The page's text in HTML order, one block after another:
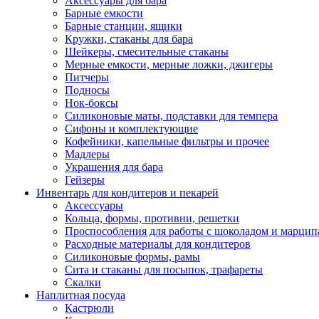
Барные емкости
Барные станции, ящики
Кружки, стаканы для бара
Шейкеры, смесительные стаканы
Мерные емкости, мерные ложки, джигеры
Питчеры
Подносы
Нок-боксы
Силиконовые маты, подставки для темпера
Сифоны и комплектующие
Кофейники, капельные фильтры и прочее
Мадлеры
Украшения для бара
Гейзеры
Инвентарь для кондитеров и пекарей
Аксессуары
Кольца, формы, противни, решетки
Проспособления для работы с шоколадом и
Расходные материалы для кондитеров
Силиконовые формы, рамы
Сита и стаканы для посыпок, трафареты
Скалки
Наплитная посуда
Кастрюли